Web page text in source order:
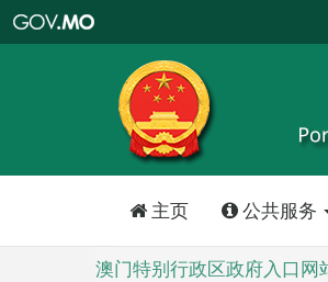
特
政
区
政
口
主页 公共服务
澳门特别行政区政府入口网